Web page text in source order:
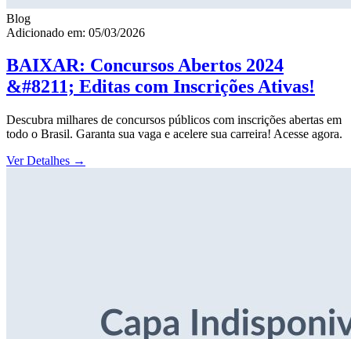
Blog
Adicionado em: 05/03/2026
BAIXAR: Concursos Abertos 2024
&#8211; Editas com Inscrições Ativas!
Descubra milhares de concursos públicos com inscrições abertas em
todo o Brasil. Garanta sua vaga e acelere sua carreira! Acesse agora.
Ver Detalhes →